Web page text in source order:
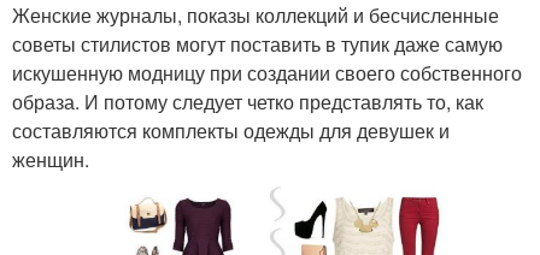
Женские журналы, показы коллекций и бесчисленные
советы стилистов могут поставить в тупик даже самую
искушенную модницу при создании своего собственного
образа. И потому следует четко представлять то, как
составляются комплекты одежды для девушек и
женщин.